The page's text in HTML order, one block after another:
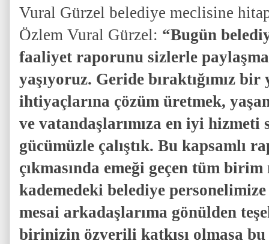
Vural Gürzel belediye meclisine
Özlem Vural Gürzel: “Bugün
faaliyet raporunu sizlerle
yaşıyoruz. Geride bıraktığımız
ihtiyaçlarına çözüm üretmek,
ve vatandaşlarımıza en iyi hizmeti
gücümüzle çalıştık. Bu kapsamlı
çıkmasında emeği geçen tüm
kademedeki belediye
mesai arkadaşlarıma gönülden
birinizin özverili katkısı olmasa bu